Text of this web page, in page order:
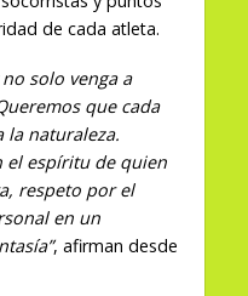
de cada atleta.
solo venga a
que cada
la naturaleza.
el espíritu de quien
respeto por el
en un
, afirman desde